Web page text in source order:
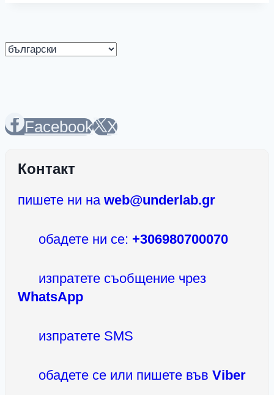
Изберете
Facebook X
Контакт
пишете ни на web@underlab.gr
обадете ни се: +306980700070
изпратете съобщение чрез
WhatsApp
изпратете SMS
обадете се или пишете във Viber